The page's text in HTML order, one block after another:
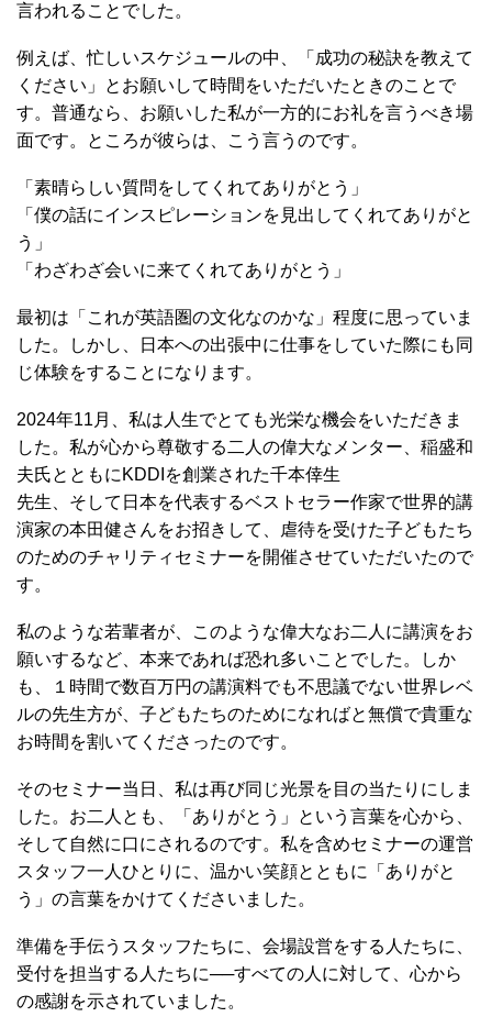
言われることでした。
例えば、忙しいスケジュールの中、「成功の秘訣を教えて
ください」とお願いして時間をいただいたときのことで
す。普通なら、お願いした私が一方的にお礼を言うべき場
面です。ところが彼らは、こう言うのです。
「素晴らしい質問をしてくれてありがとう」
「僕の話にインスピレーションを見出してくれてありがと
う」
「わざわざ会いに来てくれてありがとう」
最初は「これが英語圏の文化なのかな」程度に思っていま
した。しかし、日本への出張中に仕事をしていた際にも同
じ体験をすることになります。
2024年11月、私は人生でとても光栄な機会をいただきま
した。私が心から尊敬する二人の偉大なメンター、稲盛和
夫氏とともにKDDIを創業された千本倖生
先生、そして日本を代表するベストセラー作家で世界的講
演家の本田健さんをお招きして、虐待を受けた子どもたち
のためのチャリティセミナーを開催させていただいたので
す。
私のような若輩者が、このような偉大なお二人に講演をお
願いするなど、本来であれば恐れ多いことでした。しか
も、１時間で数百万円の講演料でも不思議でない世界レベ
ルの先生方が、子どもたちのためになればと無償で貴重な
お時間を割いてくださったのです。
そのセミナー当日、私は再び同じ光景を目の当たりにしま
した。お二人とも、「ありがとう」という言葉を心から、
そして自然に口にされるのです。私を含めセミナーの運営
スタッフ一人ひとりに、温かい笑顔とともに「ありがと
う」の言葉をかけてくださいました。
準備を手伝うスタッフたちに、会場設営をする人たちに、
受付を担当する人たちに──すべての人に対して、心から
の感謝を示されていました。